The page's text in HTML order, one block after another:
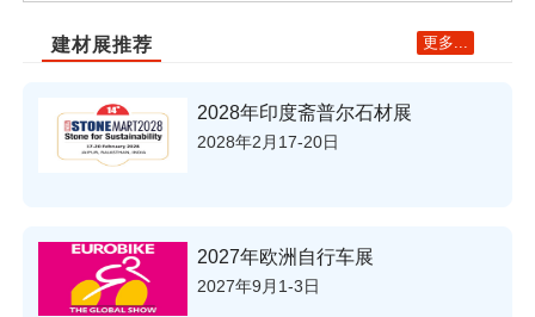
建材展推荐 更多...
2028年印度斋普尔石材展
2028年2月17-20日
2027年欧洲自行车展
2027年9月1-3日